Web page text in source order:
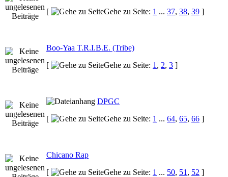
[
Gehe zu Seite: 1 ... 37, 38, 39 ]
Boo-Yaa T.R.I.B.E. (Tribe)
[
Gehe zu Seite: 1 , 2, 3 ]
DPGC
[
Gehe zu Seite: 1 ... 64, 65, 66 ]
Chicano Rap
[
Gehe zu Seite: 1 ... 50, 51 , 52 ]